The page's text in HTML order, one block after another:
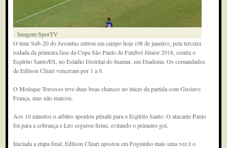
Imagem SporTV
O time Sub-20 do Juventus entrou em campo hoje (08 de janeiro), pela terceira
rodada da primeira fase da Copa São Paulo de Futebol Júnior 2018, contra o
Espírito Santo/ES, no Estádio Distrital do Inamar, em Diadema. Os comandados
de Edilson Chiari venceram por 1 a 0.
O Moleque Travesso teve duas boas chances no início da partida com Gustavo
França, mas não marcou.
Aos 10 minutos o arbitro apontou pênalti para o Espírito Santo. O atacante Paulo
foi para a cobrança e Léo segurou firme, evitando o primeiro gol.
Iniciada a etapa final, Edilson Chiari apostou em Foguinho mais uma vez é o